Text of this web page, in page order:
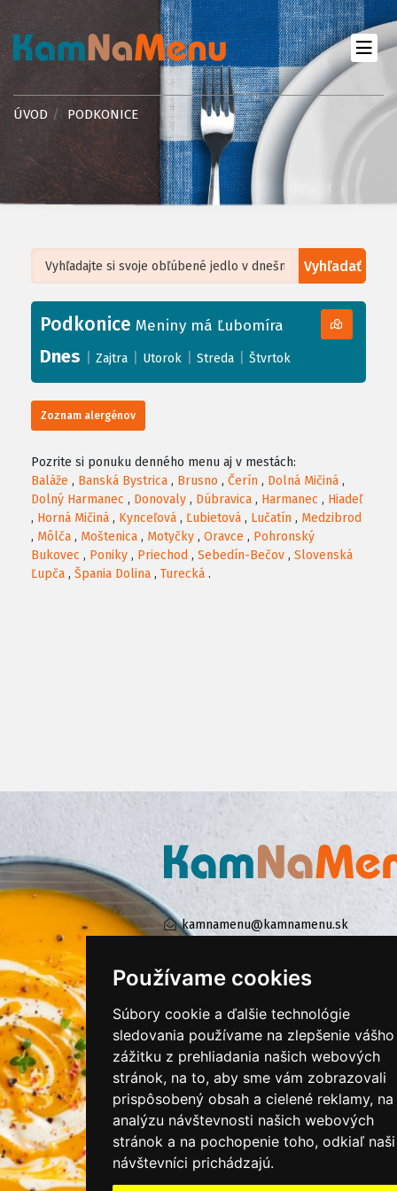
Používame cookies
Súbory cookie a ďalšie technológie
sledovania používame na zlepšenie vášho
zážitku z prehliadania našich webových
stránok, na to, aby sme vám zobrazovali
prispôsobený obsah a cielené reklamy, na
analýzu návštevnosti našich webových
stránok a na pochopenie toho, odkiaľ naši
návštevníci prichádzajú.
ÚVOD PODKONICE
Vyhľadať
+
−
Leaflet| ©OpenStreetMap, Tiles courtesy ofHumanitarian OpenStreetMap
Podkonice Meniny má Ľubomíra
Dnes Zajtra Utorok Streda Štvrtok
Zoznam alergénov
Pozrite si ponuku denného menu aj v mestách:
Baláže , Banská Bystrica , Brusno , Čerín , Dolná Mičiná ,
Dolný Harmanec , Donovaly , Dúbravica , Harmanec , Hiadeľ
, Horná Mičiná , Kynceľová , Ľubietová , Lučatín , Medzibrod
, Môlča , Moštenica , Motyčky , Oravce , Pohronský
Bukovec , Poniky , Priechod , Sebedín-Bečov , Slovenská
Ľupča , Špania Dolina , Turecká .
kamnamenu@kamnamenu.sk
KONTAKTUJTE NÁS
PRIHLÁSIŤ SA DO ZÁKAZNÍCKEJ ZÓNY
Všeobecné obchodné podmienky
Ochrana osobných údajov
Cookies